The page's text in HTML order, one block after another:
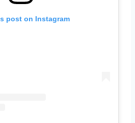
post on Instagram